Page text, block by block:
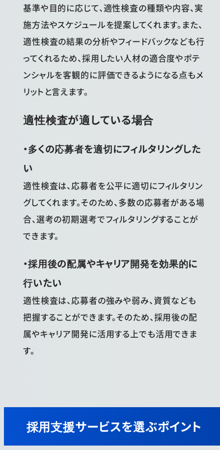
基準や目的に応じて、適性検査の種類や内容、実
施方法やスケジュールを提案してくれます。また、
適性検査の結果の分析やフィードバックなども行
ってくれるため、採用したい人材の適合度やポテ
ンシャルを客観的に評価できるようになる点もメ
リットと言えます。
適性検査が適している場合
・多くの応募者を適切にフィルタリングした
い
適性検査は、応募者を公平に適切にフィルタリン
グしてくれます。そのため、多数の応募者がある場
合、選考の初期選考でフィルタリングすることが
できます。
・採用後の配属やキャリア開発を効果的に
行いたい
適性検査は、応募者の強みや弱み、資質なども
把握することができます。そのため、採用後の配
属やキャリア開発に活用する上でも活用できま
す。
採用支援サービスを選ぶポイント